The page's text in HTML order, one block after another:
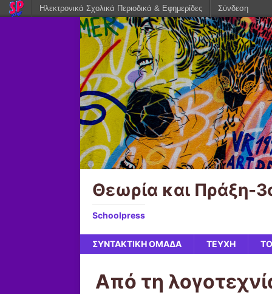
Θεωρία και Πράξη-
Schoolpress
ΣΥΝΤΑΚΤΙΚΗ ΟΜΑΔΑ ΤΕΥΧΗ
Από τη
Ηλεκτρονικά Σχολικά Περιοδικά & Εφημερίδες Σύνδεση